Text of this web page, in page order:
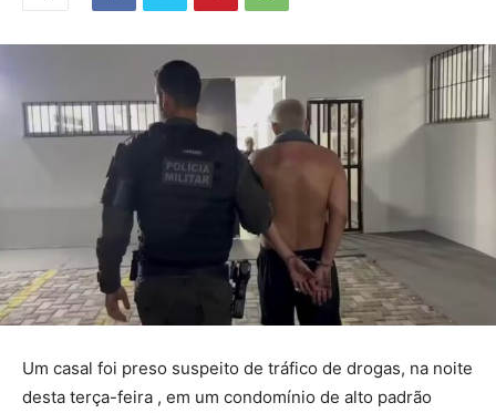
Um casal foi preso suspeito de tráfico de drogas, na noite
desta terça-feira , em um condomínio de alto padrão